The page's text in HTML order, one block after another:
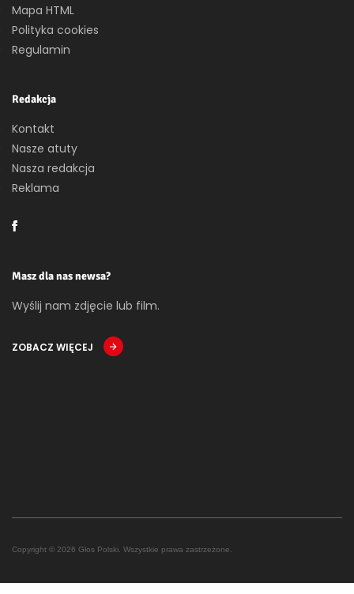
Mapa HTML
Polityka cookies
Regulamin
Redakcja
Kontakt
Nasze atuty
Nasza redakcja
Reklama
Masz dla nas newsa?
Wyślij nam zdjęcie lub film.
ZOBACZ WIĘCEJ
Copyright © 2026 Głos Polski. Wszystkie prawa zastrzeżone.